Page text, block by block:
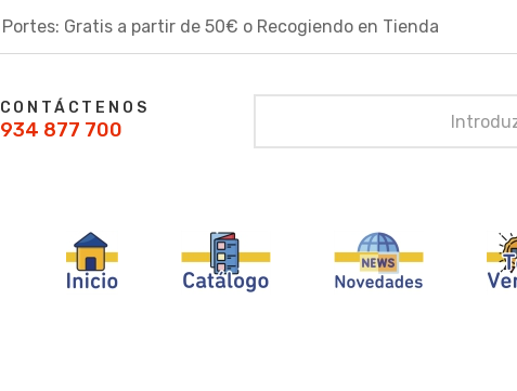
Portes: Gratis a partir de 50€ o Recogiendo en Tienda
CONTÁCTENOS
934 877 700